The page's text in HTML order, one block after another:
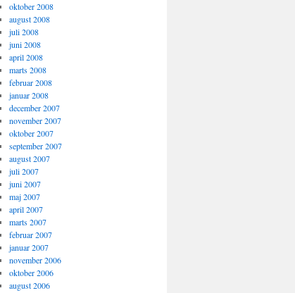
du sikker?');">Genstart MySQL</a>
left; padding: 25px; color:
oktober 2008
august 2008
juli 2008
juni 2008
april 2008
marts 2008
februar 2008
januar 2008
december 2007
november 2007
oktober 2007
september 2007
august 2007
juli 2007
juni 2007
maj 2007
april 2007
marts 2007
februar 2007
januar 2007
november 2006
oktober 2006
august 2006